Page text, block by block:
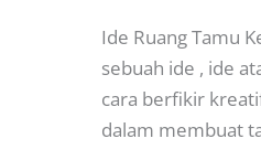
Ide Ruang Tamu
sebuah ide , ide
cara berfikir
dalam membuat